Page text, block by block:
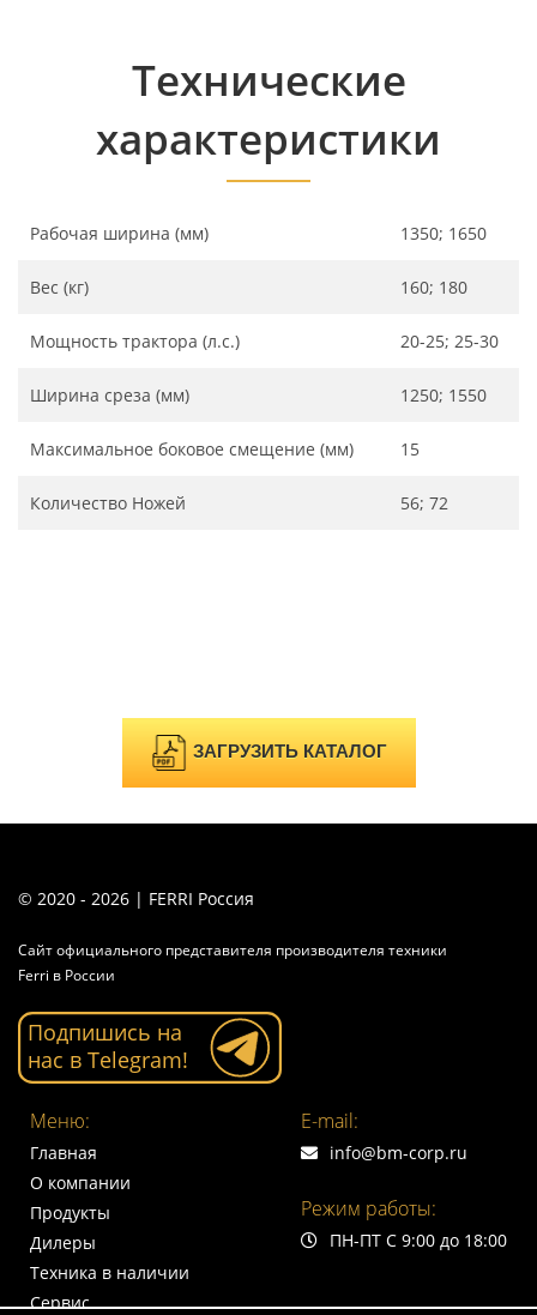
Технические
характеристики
Рабочая ширина (мм) 1350; 1650
Вес (кг) 160; 180
Мощность трактора (л.с.) 20-25; 25-30
Ширина среза (мм) 1250; 1550
Максимальное боковое смещение (мм) 15
Количество Ножей 56; 72
ЗАГРУЗИТЬ КАТАЛОГ
© 2020 - 2026 | FERRI Россия
Сайт официального представителя производителя техники
Ferri в России
Подпишись на
нас в Telegram!
Меню:
Главная
О компании
Продукты
Дилеры
Техника в наличии
Сервис
E-mail:
info@bm-corp.ru
Режим работы:
ПН-ПТ С 9:00 до 18:00